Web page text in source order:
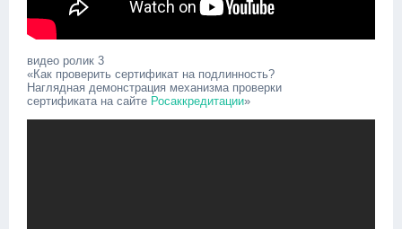
видео ролик 3
«Как проверить сертификат на подлинность?
Наглядная демонстрация механизма проверки
сертификата на сайте Росаккредитации»